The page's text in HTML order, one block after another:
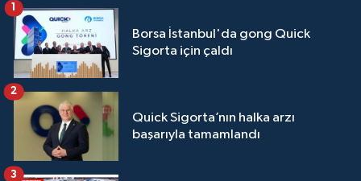
Borsa İstanbul'da gong Quick
Sigorta için çaldı
1
Quick Sigorta’nın halka arzı
başarıyla tamamlandı
2
3